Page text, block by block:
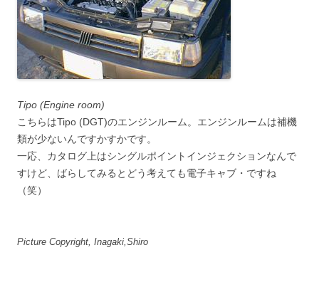
Tipo (Engine room)
こちらはTipo (DGT)のエンジンルーム。エンジンルームは補機
類が少ないんですかすかです。
一応、カタログ上はシングルポイントインジェクションなんで
すけど、ばらしてみるとどう考えても電子キャブ・ですね
（笑）
Picture Copyright, Inagaki,Shiro